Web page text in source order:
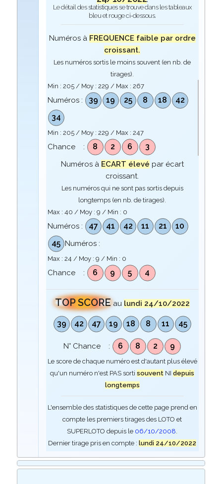
Le détail des statistiques se trouve dans les tableaux
bleu et rouge ci-dessous.
Numéros à FREQUENCE faible par ordre
croissant.
Les numéros sortis le moins souvent (en nb. de
tirages).
Min : 205/ Moy : 229 / Max : 267
Numéros : 39 19 25 8 18
42
34
Min : 205/ Moy : 229 / Max : 247
Chance : 8 2 6 3
Numéros à ECART élevé par écart
croissant.
Les numéros qui ne sont pas sortis depuis
longtemps (en nb. de tirages).
Max : 40 / Moy : 9 / Min : 0
Numéros : 47 41 42 11 21
10
45 Numéros :
Max : 24 / Moy : 9 / Min : 0
Chance : 6 9 5 4
TOP SCORE au lundi 24/10/2022
39 42 47 19 18 8 11 45
N° Chance : 6 8 2 9
Le score de chaque numéro est d'autant plus élevé
qu'un numéro n'est PAS sortisouvent NIdepuis
longtemps
L'ensemble des statistiques de cette page prend en
compte les premiers tirages des LOTO et
SUPERLOTO depuis le 06/10/2008.
Dernier tirage pris en compte :lundi 24/10/2022